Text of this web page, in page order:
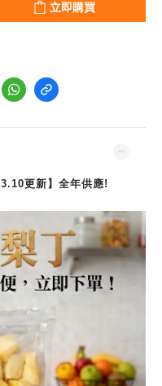
立即購買
更新】全年供應!